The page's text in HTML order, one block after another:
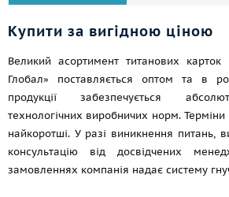
Купити за вигідною ціною
Великий асортимент титанових
Глобал» поставляється оптом та в
продукції забезпечується
технологічних виробничих норм.
найкоротші. У разі виникнення питань,
консультацію від досвідчених
замовленнях компанія надає систему